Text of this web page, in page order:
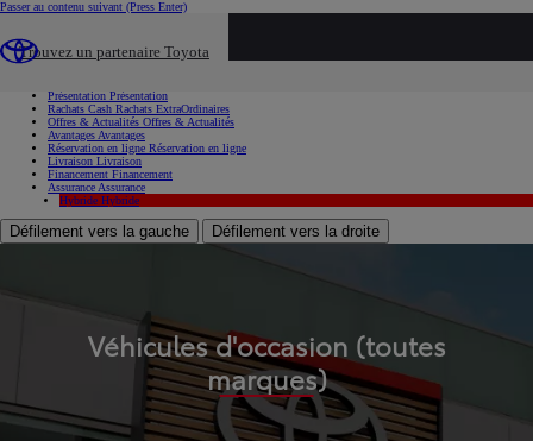
Passer au contenu suivant (Press Enter)
Trouvez un partenaire Toyota
Présentation Présentation
Rachats Cash Rachats ExtraOrdinaires
Offres & Actualités Offres & Actualités
Avantages Avantages
Réservation en ligne Réservation en ligne
Livraison Livraison
Financement Financement
Assurance Assurance
Hybride Hybride
Défilement vers la gauche Défilement vers la droite
Véhicules d'occasion (toutes
marques)